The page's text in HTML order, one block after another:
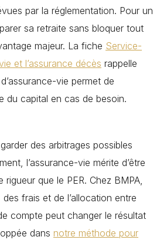
par la réglementation. Pour un
sa retraite sans bloquer tout
majeur. La fiche Service-
et l’assurance décès rappelle
vie permet de
du capital en cas de besoin.
des arbitrages possibles
l’assurance-vie mérite d’être
que le PER. Chez BMPA,
frais et de l’allocation entre
compte peut changer le résultat
dans notre méthode pour